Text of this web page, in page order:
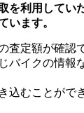
を利用してい
います。
査定額が確認
バイクの情報
込むことがで